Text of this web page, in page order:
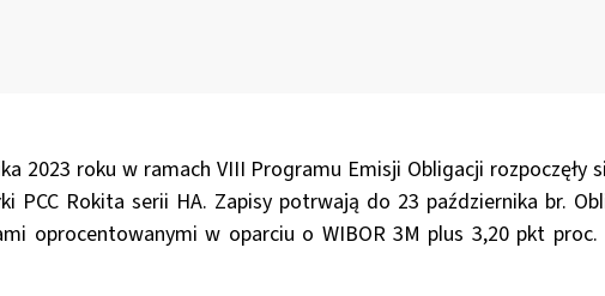
2023 roku w ramach VIII Programu Emisji Obligacji rozpoczęły
PCC Rokita serii HA. Zapisy potrwają do 23 października br.
oprocentowanymi w oparciu o WIBOR 3M plus 3,20 pkt proc.